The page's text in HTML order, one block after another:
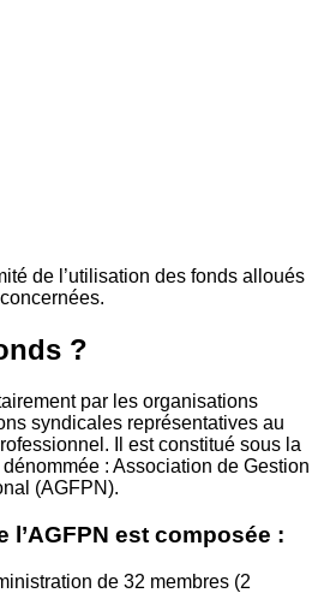
de l’utilisation des fonds alloués
?
par les organisations
syndicales représentatives au
Il est constitué sous la
: Association de Gestion
(AGFPN).
l’AGFPN est composée :
de 32 membres (2